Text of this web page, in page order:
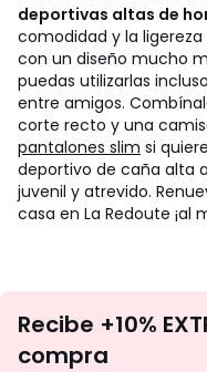
deportivas altas de
comodidad y la
con un diseño mucho
puedas utilizarlas
entre amigos.
corte recto y una
pantalones slim si
deportivo de caña alta
juvenil y atrevido.
casa en La Redoute ¡al
Recibe +10%
compra